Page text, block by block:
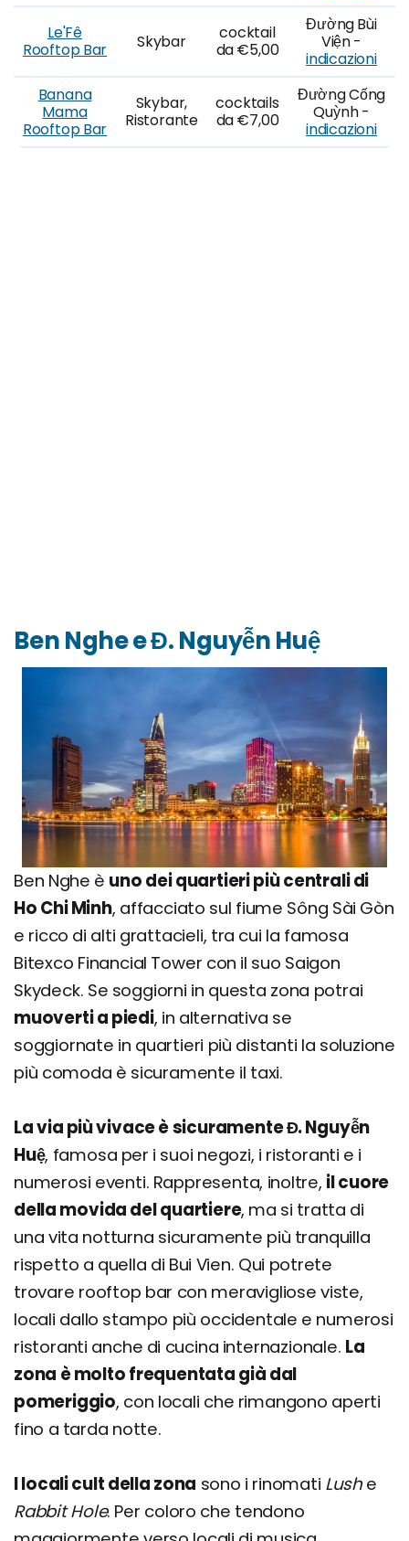
Le'Fê
Rooftop Bar
Skybar
cocktail
da €5,00
Đường Bùi
Viện -
indicazioni
Banana
Mama
Rooftop Bar
Skybar,
Ristorante
cocktails
da €7,00
Đường Cống
Quỳnh -
indicazioni
Ben Nghe e Đ. Nguyễn Huệ
Ben Nghe è uno dei quartieri più centrali di
Ho Chi Minh, affacciato sul fiume Sông Sài Gòn
e ricco di alti grattacieli, tra cui la famosa
Bitexco Financial Tower con il suo Saigon
Skydeck. Se soggiorni in questa zona potrai
muoverti a piedi, in alternativa se
soggiornate in quartieri più distanti la soluzione
più comoda è sicuramente il taxi.
La via più vivace è sicuramente Đ. Nguyễn
Huệ, famosa per i suoi negozi, i ristoranti e i
numerosi eventi. Rappresenta, inoltre, il cuore
della movida del quartiere, ma si tratta di
una vita notturna sicuramente più tranquilla
rispetto a quella di Bui Vien. Qui potrete
trovare rooftop bar con meravigliose viste,
locali dallo stampo più occidentale e numerosi
ristoranti anche di cucina internazionale. La
zona è molto frequentata già dal
pomeriggio, con locali che rimangono aperti
fino a tarda notte.
I locali cult della zona sono i rinomati Lush e
Rabbit Hole. Per coloro che tendono